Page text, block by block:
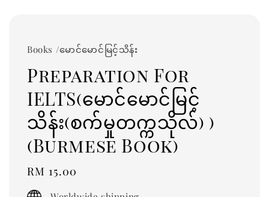
Books /မောင်မောင်မြင့်သိန်း
Preparation For
IELTS(မောင်မောင်မြင့်
သိန်း(စက်မှုတက္ကသိုလ်) )
(Burmese Book)
Regular
price
RM 15.00